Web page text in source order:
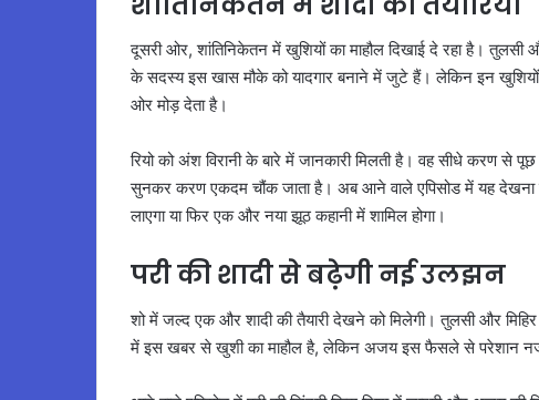
दूसरी ओर, शांतिनिकेतन में खुशियों का माहौल दिखाई दे रहा है। तुलसी
के सदस्य इस खास मौके को यादगार बनाने में जुटे हैं। लेकिन इन
ओर मोड़ देता है।
रियो को अंश विरानी के बारे में जानकारी मिलती है। वह सीधे करण
सुनकर करण एकदम चौंक जाता है। अब आने वाले एपिसोड में यह
लाएगा या फिर एक और नया झूठ कहानी में शामिल होगा।
परी की शादी से बढ़ेगी नई उलझन
शो में जल्द एक और शादी की तैयारी देखने को मिलेगी। तुलसी और मिहिर
में इस खबर से खुशी का माहौल है, लेकिन अजय इस फैसले से परेशान